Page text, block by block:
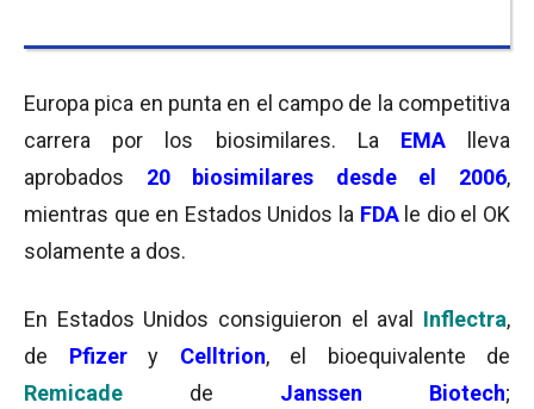
Europa pica en punta en el campo de la competitiva
carrera por los biosimilares. La EMAlleva
aprobados 20 biosimilares desde el 2006,
mientras que en Estados Unidos la FDAle dio el OK
solamente a dos.
En Estados Unidos consiguieron el aval Inflectra,
de Pfizery Celltrion, el bioequivalente de
Remicade de Janssen Biotech;